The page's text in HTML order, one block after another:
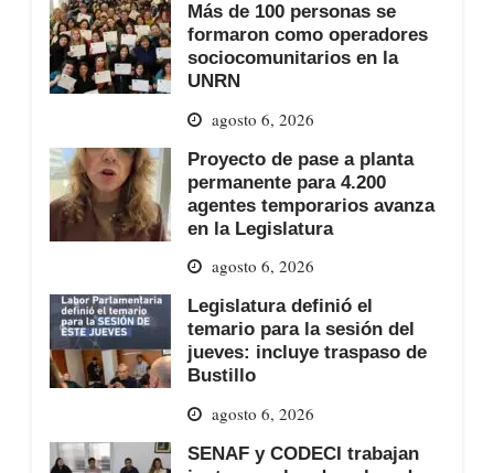
Más de 100 personas se
formaron como operadores
sociocomunitarios en la
UNRN
agosto 6, 2026
Proyecto de pase a planta
permanente para 4.200
agentes temporarios avanza
en la Legislatura
agosto 6, 2026
Legislatura definió el
temario para la sesión del
jueves: incluye traspaso de
Bustillo
agosto 6, 2026
SENAF y CODECI trabajan